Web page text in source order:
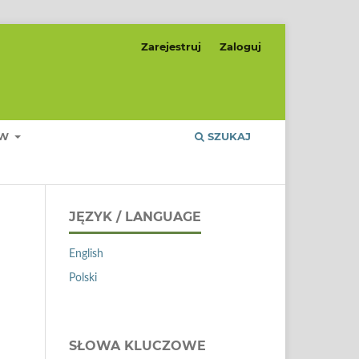
SZUKAJ
Zarejestruj Zaloguj
JĘZYK / LANGUAGE
English
Polski
SŁOWA KLUCZOWE